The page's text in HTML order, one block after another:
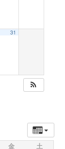
t
31
金 土